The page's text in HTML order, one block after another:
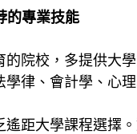
的專業技能
的院校，多提供大
學律、會計學、心理
遙距大學課程選擇